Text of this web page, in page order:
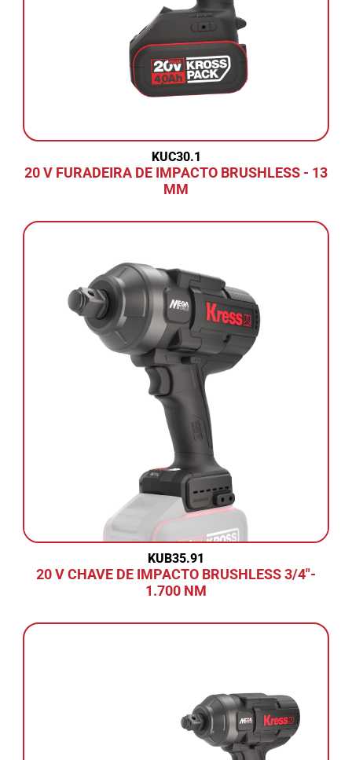
KUC30.1
20 V FURADEIRA DE IMPACTO BRUSHLESS - 13
MM
KUB35.91
20 V CHAVE DE IMPACTO BRUSHLESS 3/4"-
1.700 NM